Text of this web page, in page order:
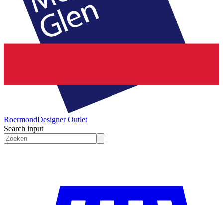
RoermondDesigner Outlet
Search input